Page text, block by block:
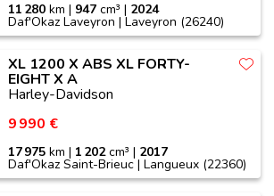
11 280 km | 947 cm³ | 2024
Daf'Okaz Laveyron | Laveyron (26240)
XL 1200 X ABS XL FORTY-
EIGHT X A
Harley-Davidson
9 990 €
17 975 km | 1 202cm³ | 2017
Daf'Okaz Saint-Brieuc | Langueux (22360)